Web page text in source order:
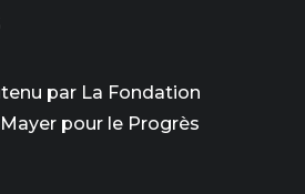
par La Fondation
pour le Progrès